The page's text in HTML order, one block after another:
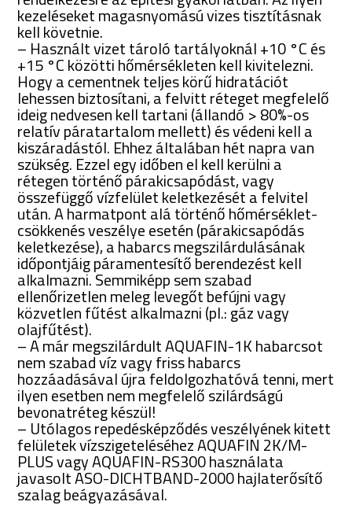
kezeléseket magasnyomású vizes tisztításnak
kell követnie.
– Használt vizet tároló tartályoknál +10 °C és
+15 °C közötti hőmérsékleten kell kivitelezni.
Hogy a cementnek teljes körű hidratációt
lehessen biztosítani, a felvitt réteget megfelelő
ideig nedvesen kell tartani (állandó > 80%-os
relatív páratartalom mellett) és védeni kell a
kiszáradástól. Ehhez általában hét napra van
szükség. Ezzel egy időben el kell kerülni a
rétegen történő párakicsapódást, vagy
összefüggő vízfelület keletkezését a felvitel
után. A harmatpont alá történő hőmérséklet-
csökkenés veszélye esetén (párakicsapódás
keletkezése), a habarcs megszilárdulásának
időpontjáig páramentesítő berendezést kell
alkalmazni. Semmiképp sem szabad
ellenőrizetlen meleg levegőt befújni vagy
közvetlen fűtést alkalmazni (pl.: gáz vagy
olajfűtést).
– A már megszilárdult AQUAFIN-1K habarcsot
nem szabad víz vagy friss habarcs
hozzáadásával újra feldolgozhatóvá tenni, mert
ilyen esetben nem megfelelő szilárdságú
bevonatréteg készül!
– Utólagos repedésképződés veszélyének kitett
felületek vízszigeteléséhez AQUAFIN 2K/M-
PLUS vagy AQUAFIN-RS300 használata
javasolt ASO-DICHTBAND-2000 hajlaterősítő
szalag beágyazásával.